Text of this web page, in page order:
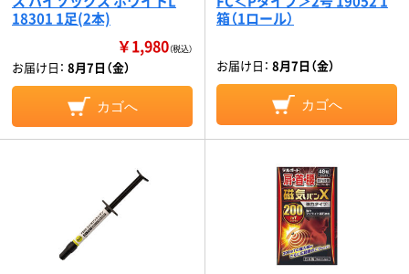
18301 1足(2本)
￥1,980（税込）
お届け日： 8月7日（金）
カゴへ
箱（1ロール）
お届け日： 8月7日（金）
カゴへ